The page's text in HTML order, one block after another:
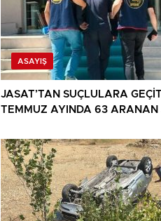
ASAYIŞ
JASAT’TAN SUÇLULARA
TEMMUZ AYINDA 63 ARANAN